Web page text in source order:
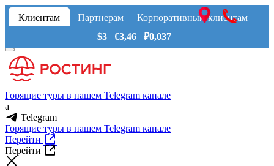
Клиентам Партнерам
Корпоративным клиентам
$3 €3,46 ₽0,037
Горящие туры в нашем Telegram канале
a
Telegram
Горящие туры в нашем Telegram канале
Перейти
Перейти